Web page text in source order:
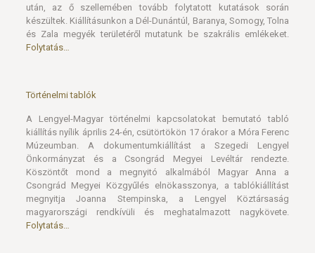
után, az ő szellemében tovább folytatott kutatások során
készültek. Kiállításunkon a Dél-Dunántúl, Baranya, Somogy, Tolna
és Zala megyék területéről mutatunk be szakrális emlékeket.
Folytatás…
Történelmi tablók
A Lengyel-Magyar történelmi kapcsolatokat bemutató tabló
kiállítás nyílik április 24-én, csütörtökön 17 órakor a Móra Ferenc
Múzeumban. A dokumentumkiállítást a Szegedi Lengyel
Önkormányzat és a Csongrád Megyei Levéltár rendezte.
Köszöntőt mond a megnyitó alkalmából Magyar Anna a
Csongrád Megyei Közgyűlés elnökasszonya, a tablókiállítást
megnyitja Joanna Stempinska, a Lengyel Köztársaság
magyarországi rendkívüli és meghatalmazott nagykövete.
Folytatás…